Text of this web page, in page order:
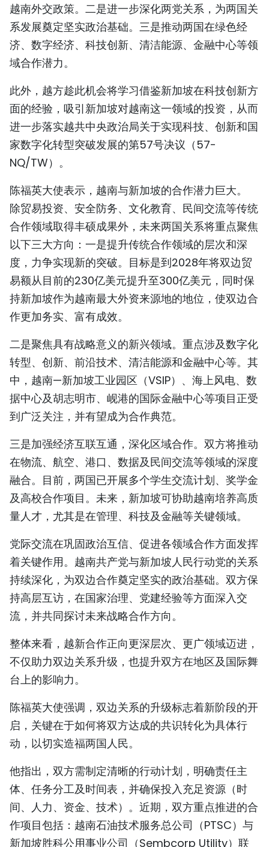
越南外交政策。二是进一步深化两党关系，为两国关
系发展奠定坚实政治基础。三是推动两国在绿色经
济、数字经济、科技创新、清洁能源、金融中心等领
域合作潜力。
此外，越方趁此机会将学习借鉴新加坡在科技创新方
面的经验，吸引新加坡对越南这一领域的投资，从而
进一步落实越共中央政治局关于实现科技、创新和国
家数字化转型突破发展的第57号决议（57-
NQ/TW）。
陈福英大使表示，越南与新加坡的合作潜力巨大。
除贸易投资、安全防务、文化教育、民间交流等传统
合作领域取得丰硕成果外，未来两国关系将重点聚焦
以下三大方向：一是提升传统合作领域的层次和深
度，力争实现新的突破。目标是到2028年将双边贸
易额从目前的230亿美元提升至300亿美元，同时保
持新加坡作为越南最大外资来源地的地位，使双边合
作更加务实、富有成效。
二是聚焦具有战略意义的新兴领域。重点涉及数字化
转型、创新、前沿技术、清洁能源和金融中心等。其
中，越南—新加坡工业园区（VSIP）、海上风电、数
据中心及胡志明市、岘港的国际金融中心等项目正受
到广泛关注，并有望成为合作典范。
三是加强经济互联互通，深化区域合作。双方将推动
在物流、航空、港口、数据及民间交流等领域的深度
融合。目前，两国已开展多个学生交流计划、奖学金
及高校合作项目。未来，新加坡可协助越南培养高质
量人才，尤其是在管理、科技及金融等关键领域。
党际交流在巩固政治互信、促进各领域合作方面发挥
着关键作用。越南共产党与新加坡人民行动党的关系
持续深化，为双边合作奠定坚实的政治基础。双方保
持高层互访，在国家治理、党建经验等方面深入交
流，并共同探讨未来战略合作方向。
整体来看，越新合作正向更深层次、更广领域迈进，
不仅助力双边关系升级，也提升双方在地区及国际舞
台上的影响力。
陈福英大使强调，双边关系的升级标志着新阶段的开
启，关键在于如何将双方达成的共识转化为具体行
动，以切实造福两国人民。
他指出，双方需制定清晰的行动计划，明确责任主
体、任务分工及时间表，并确保投入充足资源（时
间、人力、资金、技术）。近期，双方重点推进的合
作项目包括：越南石油技术服务总公司（PTSC）与
新加坡胜科公用事业公司（Sembcorp Utility）联